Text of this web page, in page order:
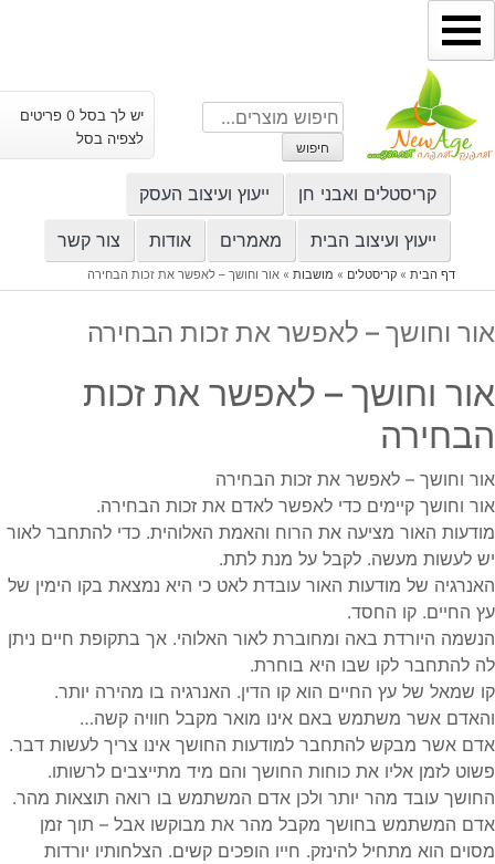
דילוג
לתוכן
חיפוש
עבור:
חיפוש
יש לך בסל 0 פריטים
לצפיה בסל
קריסטלים ואבני חן ייעוץ ועיצוב העסק
ייעוץ ועיצוב הבית מאמרים אודות צור קשר
דף הבית» קריסטלים » מושבות» אור וחושך – לאפשר את זכות הבחירה
אור וחושך – לאפשר את זכות הבחירה
אור וחושך – לאפשר את זכות
הבחירה
אור וחושך – לאפשר את זכות הבחירה
אור וחושך קיימים כדי לאפשר לאדם את זכות הבחירה.
מודעות האור מציעה את הרוח והאמת האלוהית. כדי להתחבר לאור
יש לעשות מעשה. לקבל על מנת לתת.
האנרגיה של מודעות האור עובדת לאט כי היא נמצאת בקו הימין של
עץ החיים. קו החסד.
הנשמה היורדת באה ומחוברת לאור האלוהי. אך בתקופת חיים ניתן
לה להתחבר לקו שבו היא בוחרת.
קו שמאל של עץ החיים הוא קו הדין. האנרגיה בו מהירה יותר.
והאדם אשר משתמש באם אינו מואר מקבל חוויה קשה…
אדם אשר מבקש להתחבר למודעות החושך אינו צריך לעשות דבר.
פשוט לזמן אליו את כוחות החושך והם מיד מתייצבים לרשותו.
החושך עובד מהר יותר ולכן אדם המשתמש בו רואה תוצאות מהר.
אדם המשתמש בחושך מקבל מהר את מבוקשו אבל – תוך זמן
מסוים הוא מתחיל להינזק. חייו הופכים קשים. הצלחותיו יורדות